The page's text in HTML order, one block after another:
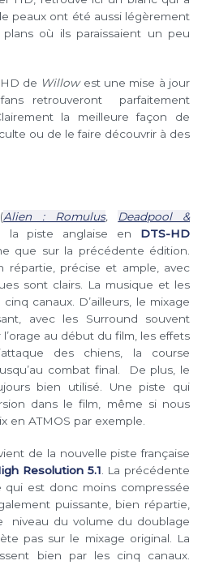
peaux ont été aussi légèrement
où ils paraissaient un peu
de Willowest une mise à jour
retrouveront parfaitement
la meilleure façon de
ou de le faire découvrir à des
(Alien : Romulus,
Deadpool &
la piste anglaise en DTS-HD
que sur la précédente édition.
répartie, précise et ample, avec
sont clairs. La musique et les
canaux. D’ailleurs, le mixage
avec les Surround souvent
au début du film, les effets
des chiens, la course
combat final. De plus, le
bien utilisé. Une piste qui
dans le film, même si nous
en ATMOS par exemple.
de la nouvelle piste française
Resolution 5.1 . La précédente
qui est donc moins compressée
puissante, bien répartie,
niveau du volume du doublage
pas sur le mixage original. La
bien par les cinq canaux.